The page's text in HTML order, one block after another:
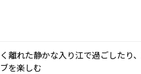
離れた静かな入り江で過ごしたり
を楽しむ